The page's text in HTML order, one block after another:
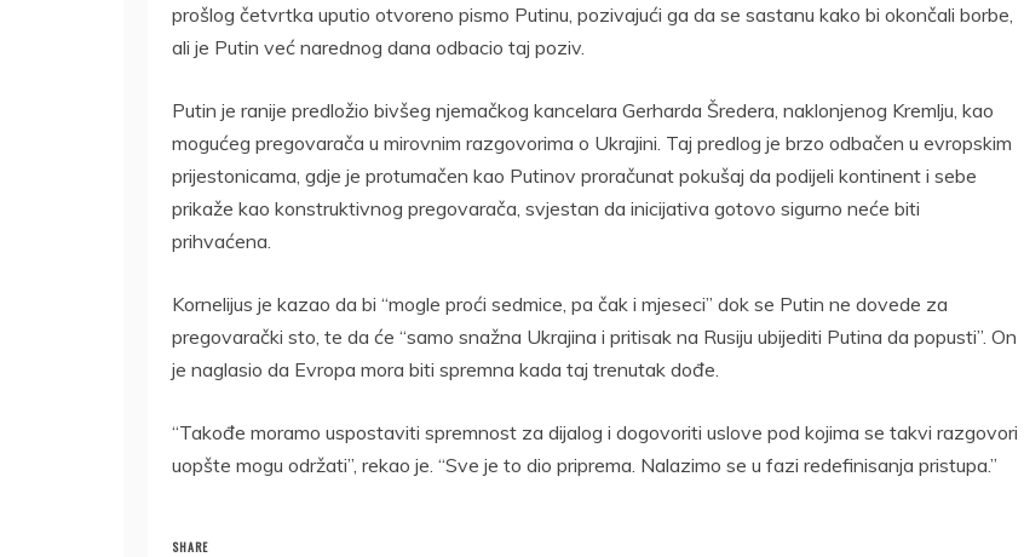
prošlog četvrtka uputio otvoreno pismo Putinu, pozivajući ga da se sastanu kako bi okončali borbe,
ali je Putin već narednog dana odbacio taj poziv.
Putin je ranije predložio bivšeg njemačkog kancelara Gerharda Šredera, naklonjenog Kremlju, kao
mogućeg pregovarača u mirovnim razgovorima o Ukrajini. Taj predlog je brzo odbačen u evropskim
prijestonicama, gdje je protumačen kao Putinov proračunat pokušaj da podijeli kontinent i sebe
prikaže kao konstruktivnog pregovarača, svjestan da inicijativa gotovo sigurno neće biti
prihvaćena.
Kornelijus je kazao da bi “mogle proći sedmice, pa čak i mjeseci” dok se Putin ne dovede za
pregovarački sto, te da će “samo snažna Ukrajina i pritisak na Rusiju ubijediti Putina da popusti”. On
je naglasio da Evropa mora biti spremna kada taj trenutak dođe.
“Takođe moramo uspostaviti spremnost za dijalog i dogovoriti uslove pod kojima se takvi razgovori
uopšte mogu održati”, rekao je. “Sve je to dio priprema. Nalazimo se u fazi redefinisanja pristupa.”
SHARE